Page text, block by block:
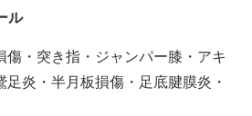
ル
傷・突き指・ジャンパー膝・アキ
足炎・半月板損傷・足底腱膜炎・